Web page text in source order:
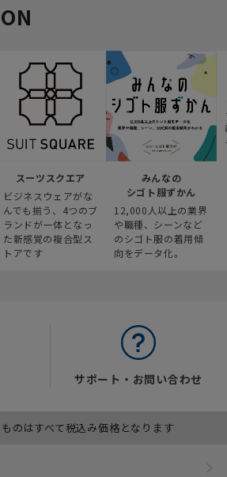
スーツスクエア
ビジネスウェアがな
んでも揃う、4つのブ
ランドが一体となっ
た新感覚の複合型ス
トアです
みんなの
シゴト服ずかん
12,000人以上の業界
や職種、シーンなど
のシゴト服の着用傾
向をデータ化。
サポート・お問い合わせ
のはすべて税込み価格となります